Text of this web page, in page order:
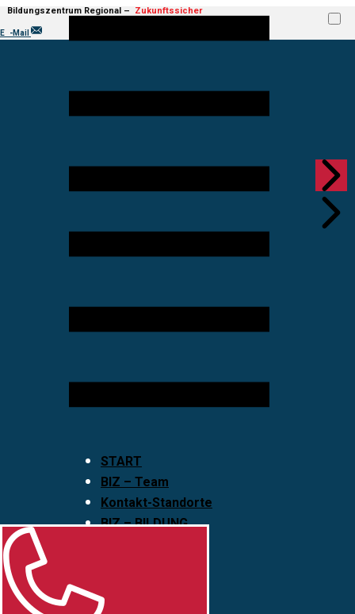
Bildungs​ze​ntru​m Regional –
Zukun​ft​ssic​her
mit uns!
E -Mail
START
BIZ – Team
Kontakt-Standorte
BIZ – BILDUNG